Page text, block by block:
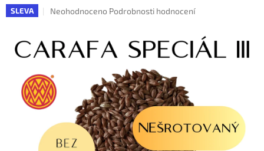
SLEVA
Průměrné
je
0,0
5
hvězdiček.
Neohodnoceno Podrobnosti hodnocení